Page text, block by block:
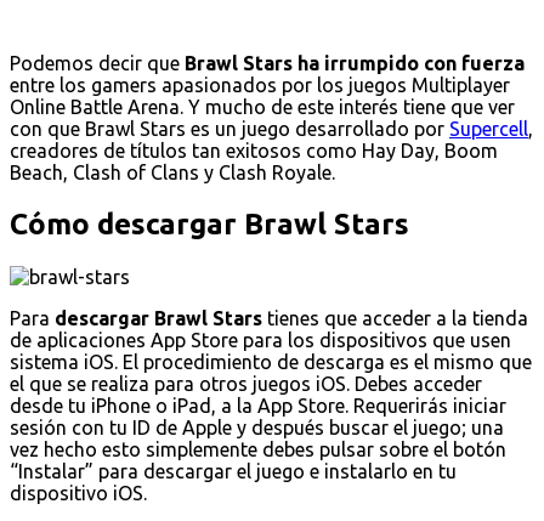
Podemos decir que Brawl Stars ha irrumpido con fuerza
entre los gamers apasionados por los juegos Multiplayer
Online Battle Arena. Y mucho de este interés tiene que ver
con que Brawl Stars es un juego desarrollado por Supercell,
creadores de títulos tan exitosos como Hay Day, Boom
Beach, Clash of Clans y Clash Royale.
Cómo descargar Brawl Stars
Para descargar Brawl Stars tienes que acceder a la tienda
de aplicaciones App Store para los dispositivos que usen
sistema iOS. El procedimiento de descarga es el mismo que
el que se realiza para otros juegos iOS. Debes acceder
desde tu iPhone o iPad, a la App Store. Requerirás iniciar
sesión con tu ID de Apple y después buscar el juego; una
vez hecho esto simplemente debes pulsar sobre el botón
“Instalar” para descargar el juego e instalarlo en tu
dispositivo iOS.